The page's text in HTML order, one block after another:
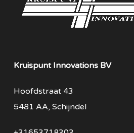
Kruispunt Innovations BV
Hoofdstraat 43
5481 AA, Schijndel